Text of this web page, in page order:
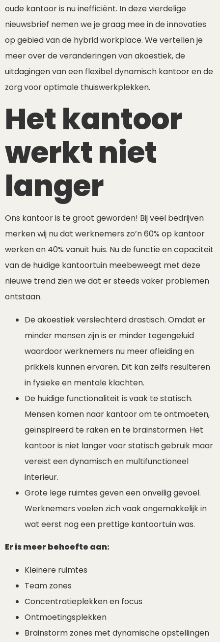
oude kantoor is nu inefficiënt. In deze vierdelige
nieuwsbrief nemen we je graag mee in de innovaties
op gebied van de hybrid workplace. We vertellen je
meer over de veranderingen van akoestiek, de
uitdagingen van een flexibel dynamisch kantoor en de
zorg voor optimale thuiswerkplekken.
Het kantoor
werkt niet
langer
Ons kantoor is te groot geworden! Bij veel bedrijven
merken wij nu dat werknemers zo’n 60% op kantoor
werken en 40% vanuit huis. Nu de functie en capaciteit
van de huidige kantoortuin meebeweegt met deze
nieuwe trend zien we dat er steeds vaker problemen
ontstaan.
De akoestiek verslechterd drastisch. Omdat er
minder mensen zijn is er minder tegengeluid
waardoor werknemers nu meer afleiding en
prikkels kunnen ervaren. Dit kan zelfs resulteren
in fysieke en mentale klachten.
De huidige functionaliteit is vaak te statisch.
Mensen komen naar kantoor om te ontmoeten,
geïnspireerd te raken en te brainstormen. Het
kantoor is niet langer voor statisch gebruik maar
vereist een dynamisch en multifunctioneel
interieur.
Grote lege ruimtes geven een onveilig gevoel.
Werknemers voelen zich vaak ongemakkelijk in
wat eerst nog een prettige kantoortuin was.
Er is meer behoefte aan:
Kleinere ruimtes
Team zones
Concentratieplekken en focus
Ontmoetingsplekken
Brainstorm zones met dynamische opstellingen